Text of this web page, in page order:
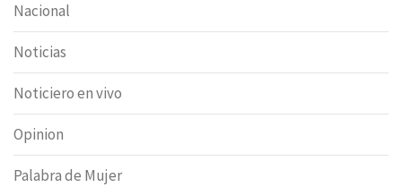
Nacional
Noticias
Noticiero en vivo
Opinion
Palabra de Mujer